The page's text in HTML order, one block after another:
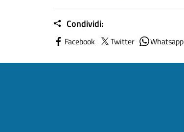
Condividi:
Facebook Twitter Whatsapp